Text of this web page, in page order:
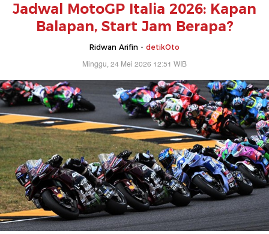
Jadwal MotoGP Italia 2026: Kapan
Balapan, Start Jam Berapa?
Ridwan Arifin - detikOto
Minggu, 24 Mei 2026 12:51 WIB